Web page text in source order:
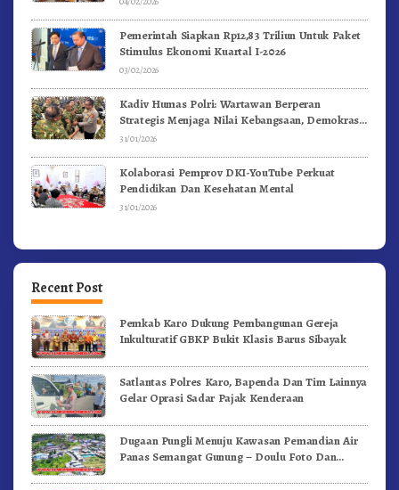
Pemerintah Siapkan Rp12,83 Triliun Untuk Paket
Stimulus Ekonomi Kuartal I-2026
03/02/2026
Kadiv Humas Polri: Wartawan Berperan
Strategis Menjaga Nilai Kebangsaan, Demokrasi,
dan NKRI
31/01/2026
Kolaborasi Pemprov DKI-YouTube Perkuat
Pendidikan Dan Kesehatan Mental
31/01/2026
Recent Post
Pemkab Karo Dukung Pembangunan Gereja
Inkulturatif GBKP Bukit Klasis Barus Sibayak
Satlantas Polres Karo, Bapenda Dan Tim Lainnya
Gelar Oprasi Sadar Pajak Kenderaan
Dugaan Pungli Menuju Kawasan Pemandian Air
Panas Semangat Gunung – Doulu Foto Dan